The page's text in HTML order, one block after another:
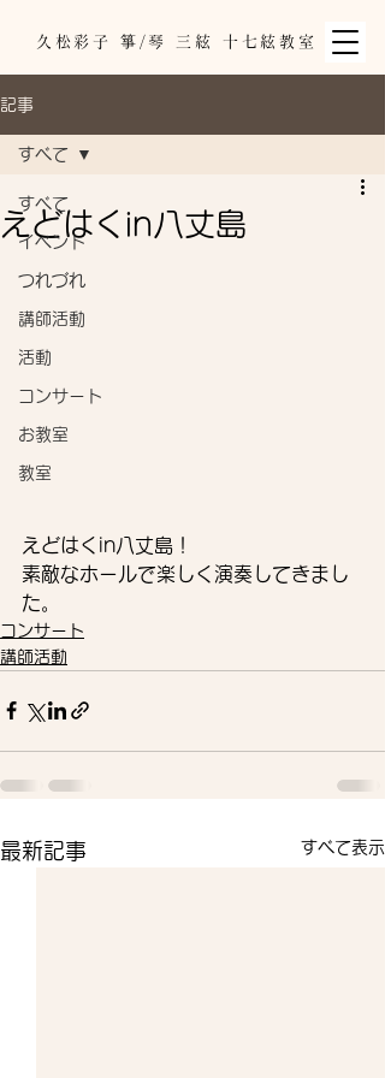
久松彩子 箏/琴 三絃 十七絃教室
記事
すべて
イベント
つれづれ
講師活動
活動
コンサート
お教室
教室
すべて
えどはくin八丈島
えどはくin八丈島！
素敵なホールで楽しく演奏してきまし
た。
コンサート
講師活動
最新記事 すべて表示